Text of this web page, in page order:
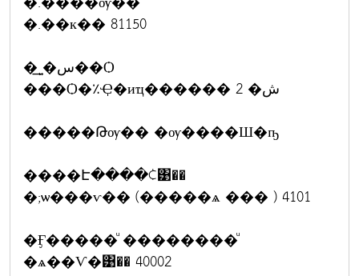
�.��к�� 81150
�͢ͺ�س��Ѻ
���Ѻ�٪Ҿ�иҵ������ 2 �ش
�����Թѹ�� �ѹ����Ш�ҧ
����Է����¢͹��
�;ѡ���ѵ�� (�����ѧ ��� ) 4101
�Ӻ�����ͧ ��������ͧ
�ѧ��Ѵ�͹�� 40002